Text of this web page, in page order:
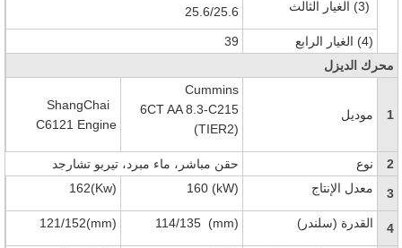
(3) الغيار الثالث 25.6/25.6
(4) الغيار الرابع
39
محرك الديزل
1 موديل
Cummins
6CT AA 8.3-C215
(TIER2)
ShangChai
C6121 Engine
2 نوع حقن مباشر، ماء مبرد، تيربو تشارجد
3 معدل الإنتاج 160 (kW)
162(Kw)
4 القدرة (سلندر) 114/135 (mm)
121/152(mm)